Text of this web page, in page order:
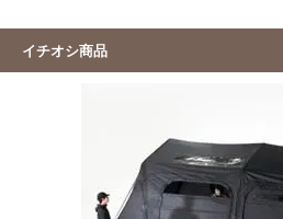
イチオシ商品